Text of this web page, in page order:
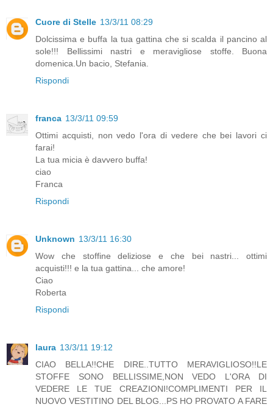
Cuore di Stelle 13/3/11 08:29
Dolcissima e buffa la tua gattina che si scalda il pancino al
sole!!! Bellissimi nastri e meravigliose stoffe. Buona
domenica.Un bacio, Stefania.
Rispondi
franca 13/3/11 09:59
Ottimi acquisti, non vedo l'ora di vedere che bei lavori ci
farai!
La tua micia è davvero buffa!
ciao
Franca
Rispondi
Unknown 13/3/11 16:30
Wow che stoffine deliziose e che bei nastri... ottimi
acquisti!!! e la tua gattina... che amore!
Ciao
Roberta
Rispondi
laura 13/3/11 19:12
CIAO BELLA!!CHE DIRE..TUTTO MERAVIGLIOSO!!LE
STOFFE SONO BELLISSIME,NON VEDO L'ORA DI
VEDERE LE TUE CREAZIONI!COMPLIMENTI PER IL
NUOVO VESTITINO DEL BLOG...PS HO PROVATO A FARE